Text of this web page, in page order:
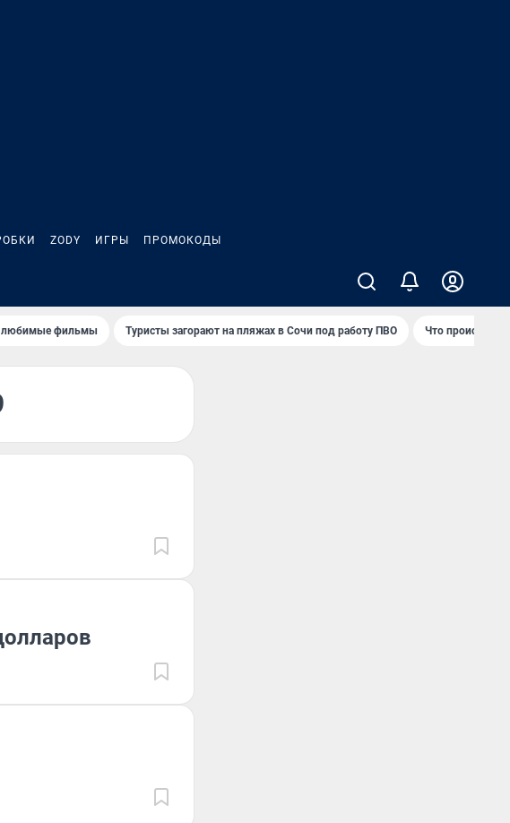
ZODY ИГРЫ ПРОМОКОДЫ
любимые фильмы Туристы загорают на пляжах в Сочи под работу ПВО Что происходит